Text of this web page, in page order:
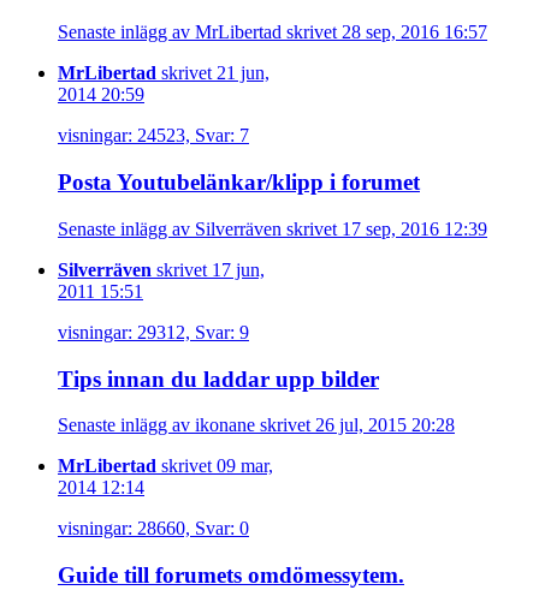
Senaste inlägg av MrLibertad skrivet 28 sep, 2016 16:57
MrLibertad skrivet 21 jun,
2014 20:59
visningar: 24523, Svar: 7
Posta Youtubelänkar/klipp i forumet
Senaste inlägg av Silverräven skrivet 17 sep, 2016 12:39
Silverräven skrivet 17 jun,
2011 15:51
visningar: 29312, Svar: 9
Tips innan du laddar upp bilder
Senaste inlägg av ikonane skrivet 26 jul, 2015 20:28
MrLibertad skrivet 09 mar,
2014 12:14
visningar: 28660, Svar: 0
Guide till forumets omdömessytem.